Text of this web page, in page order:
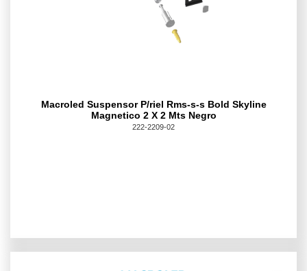
Macroled Suspensor P/riel Rms-s-s Bold Skyline
Magnetico 2 X 2 Mts Negro
222-2209-02